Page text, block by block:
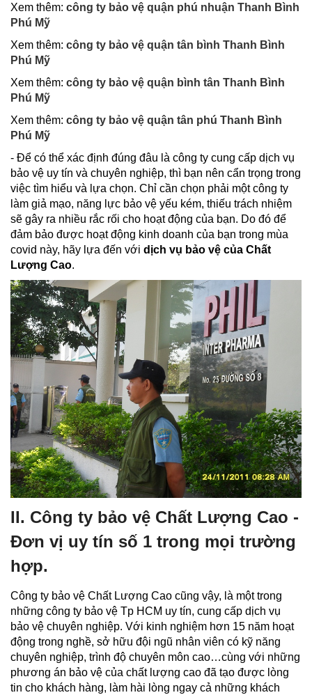
Xem thêm: công ty bảo vệ quận phú nhuận Thanh Bình
Phú Mỹ
Xem thêm: công ty bảo vệ quận tân bình Thanh Bình
Phú Mỹ
Xem thêm: công ty bảo vệ quận bình tân Thanh Bình
Phú Mỹ
Xem thêm: công ty bảo vệ quận tân phú Thanh Bình
Phú Mỹ
- Để có thể xác định đúng đâu là công ty cung cấp dịch vụ
bảo vệ uy tín và chuyên nghiệp, thì bạn nên cẩn trọng trong
việc tìm hiểu và lựa chọn. Chỉ cần chọn phải một công ty
làm giả mạo, năng lực bảo vệ yếu kém, thiếu trách nhiệm
sẽ gây ra nhiều rắc rối cho hoạt động của bạn. Do đó để
đảm bảo được hoạt động kinh doanh của bạn trong mùa
covid này, hãy lựa đến với dịch vụ bảo vệ của Chất
Lượng Cao.
II. Công ty bảo vệ Chất Lượng Cao -
Đơn vị uy tín số 1 trong mọi trường
hợp.
Công ty bảo vệ Chất Lượng Cao cũng vậy, là một trong
những công ty bảo vệ Tp HCM uy tín, cung cấp dịch vụ
bảo vệ chuyên nghiệp. Với kinh nghiệm hơn 15 năm hoạt
động trong nghề, sở hữu đội ngũ nhân viên có kỹ năng
chuyên nghiệp, trình độ chuyên môn cao…cùng với những
phương án bảo vệ của chất lượng cao đã tạo được lòng
tin cho khách hàng, làm hài lòng ngay cả những khách